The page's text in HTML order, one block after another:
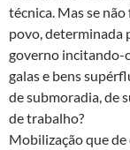
técnica. Mas se
povo, determinada
governo incitando-
galas e bens
de submoradia, de
de trabalho?
Mobilização que